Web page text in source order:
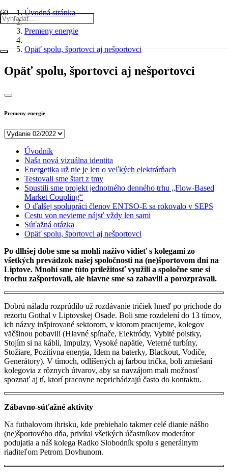
Úvodná stránka
Premeny energie
Opäť spolu, športovci aj nešportovci
Opäť spolu, športovci aj nešportovci
Premeny energie
Úvodník
Naša nová vizuálna identita
Energetika už nie je len o veľkých elektrárňach
Testovali sme štart z tmy
Spustili sme projekt jednotného denného trhu „Flow-Based
Market Coupling“
O ďalšej spolupráci členov ENTSO-E sa rokovalo v SEPS
Cestu von nevieme nájsť vždy len sami
Súťažná otázka
Opäť spolu, športovci aj nešportovci
Po dlhšej dobe sme sa mohli naživo vidieť s kolegami zo
všetkých prevádzok našej spoločnosti na (ne)športovom dni na
Liptove. Mnohí sme túto príležitosť využili a spoločne sme si
trochu zašportovali, ale hlavne sme sa zabavili a porozprávali.
Dobrú náladu rozprúdilo už rozdávanie tričiek hneď po príchode do
rezortu Gothal v Liptovskej Osade. Boli sme rozdelení do 13 tímov,
ich názvy inšpirované sektorom, v ktorom pracujeme, kolegov
väčšinou pobavili (Hlavné spínače, Elektródy, Vybité poistky,
Stojím si na kábli, Impulzy, Vysoké napätie, Veterné turbíny,
Stožiare, Pozitívna energia, Idem na baterky, Blackout, Vodiče,
Generátory). V tímoch, odlíšených aj farbou trička, boli zmiešaní
kolegovia z rôznych útvarov, aby sa navzájom mali možnosť
spoznať aj tí, ktorí pracovne neprichádzajú často do kontaktu.
Zábavno-súťažné aktivity
Na futbalovom ihrisku, kde prebiehalo takmer celé dianie nášho
(ne)športového dňa, privítal všetkých účastníkov moderátor
podujatia a náš kolega Radko Slobodník spolu s generálnym
riaditeľom Petrom Dovhunom.